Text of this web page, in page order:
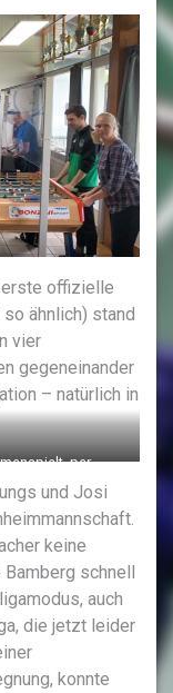
erste offizielle
ähnlich) stand
vier
gegeneinander
– natürlich in
per
und Josi
keine
schnell
auch
die jetzt leider
konnte